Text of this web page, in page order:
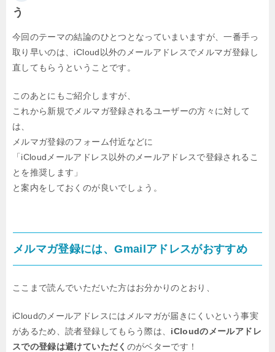
う
今回のテーマの結論のひとつとなっていまいますが、一番手っ
取り早いのは、iCloud以外のメールアドレスでメルマガ登録し
直してもらうということです。
このあとにもご紹介しますが、
これから新規でメルマガ登録されるユーザーの方々に対して
は、
メルマガ登録のフォーム付近などに
「iCloudメールアドレス以外のメールアドレスで登録されるこ
とを推奨します」
と案内をしておくのが良いでしょう。
メルマガ登録には、Gmailアドレスがおすすめ
ここまで読んでいただいた方はお分かりのとおり、
iCloudのメールアドレスにはメルマガが届きにくいという事実
があるため、読者登録してもらう際は、 iCloudのメールアドレ
スでの登録は避けていただく のがベターです！